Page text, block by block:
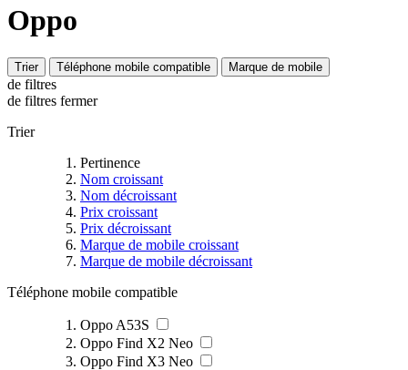
Oppo
Trier Téléphone mobile compatible Marque de mobile
de filtres
de filtres fermer
Trier
Pertinence
Nom croissant
Nom décroissant
Prix croissant
Prix décroissant
Marque de mobile croissant
Marque de mobile décroissant
Téléphone mobile compatible
Oppo A53S
Oppo Find X2 Neo
Oppo Find X3 Neo